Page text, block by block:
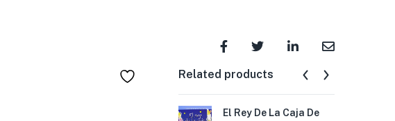
Related products
El Rey De La Caja De